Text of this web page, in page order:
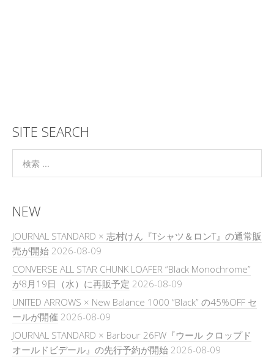
SITE SEARCH
NEW
JOURNAL STANDARD × 志村けん『Tシャツ＆ロンT』の通常販
売が開始 2026-08-09
CONVERSE ALL STAR CHUNK LOAFER “Black Monochrome”
が8月19日（水）に再販予定 2026-08-09
UNITED ARROWS × New Balance 1000 “Black” の45%OFF セ
ールが開催 2026-08-09
JOURNAL STANDARD × Barbour 26FW『ウール クロップド
オールドビデール』の先行予約が開始 2026-08-09